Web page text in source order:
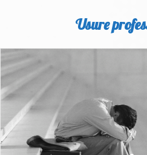
Usure
Découvrez tout ce qu'il faut
l'usure
EN SAVOIR